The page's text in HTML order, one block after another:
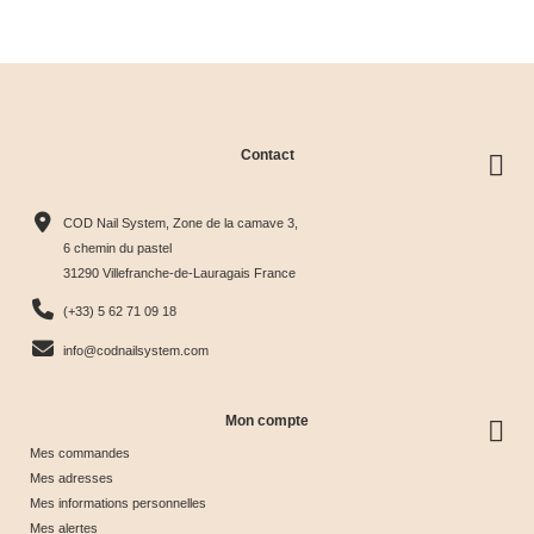
Tips &
nuancier
 
& Tips
Glow &
Collection
Contact
COD Nail System, Zone de la camave 3,
6 chemin du pastel
31290 Villefranche-de-Lauragais France
(+33) 5 62 71 09 18
info@codnailsystem.com
Mon compte
Mes commandes
Mes adresses
Mes informations personnelles
Mes alertes